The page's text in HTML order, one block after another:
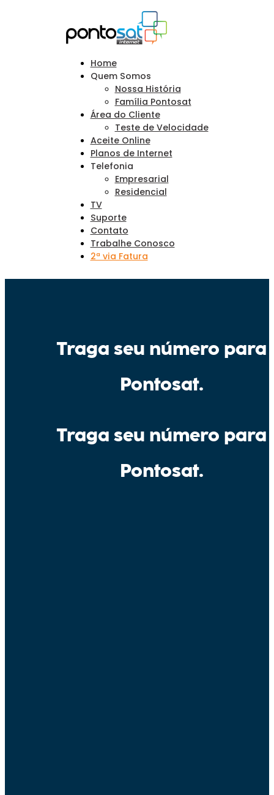
Home
Quem Somos
Nossa História
Família Pontosat
Área do Cliente
Teste de Velocidade
Aceite Online
Planos de Internet
Telefonia
Empresarial
Residencial
TV
Suporte
Contato
Trabalhe Conosco
2ª via Fatura
Traga seu número para
Pontosat.
Traga seu número para
Pontosat.